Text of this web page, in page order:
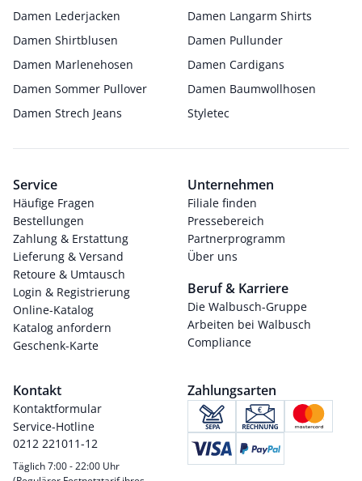
Damen Lederjacken
Damen Langarm Shirts
Damen Shirtblusen
Damen Pullunder
Damen Marlenehosen
Damen Cardigans
Damen Sommer Pullover
Damen Baumwollhosen
Damen Strech Jeans
Styletec
Service
Häufige Fragen
Bestellungen
Zahlung & Erstattung
Lieferung & Versand
Retoure & Umtausch
Login & Registrierung
Online-Katalog
Katalog anfordern
Geschenk-Karte
Unternehmen
Filiale finden
Pressebereich
Partnerprogramm
Über uns
Beruf & Karriere
Die Walbusch-Gruppe
Arbeiten bei Walbusch
Compliance
Kontakt
Kontaktformular
Service-Hotline
0212 221011-12
Täglich 7:00 - 22:00 Uhr
Zahlungsarten